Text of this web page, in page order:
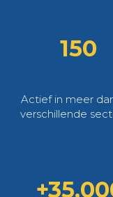
150
Actief in meer
verschillende